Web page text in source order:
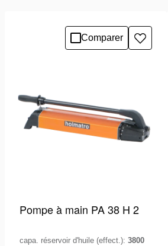
Comparer
Ajouter
à
Pompe à main PA 38 H 2
capa. réservoir d'huile (effect.): 3800